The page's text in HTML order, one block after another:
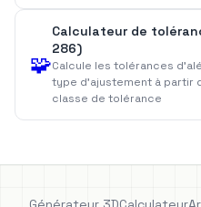
🧩
Calculateur de
286)
Calcule les tolérances
type d'ajustement à partir
classe de tolérance